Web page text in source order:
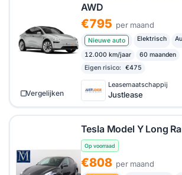
AWD
€795 per maand
Nieuwe auto Elektrisch
12.000 km/jaar
60 maanden
Eigen risico:
€475
Leasemaatschappij
Justlease
Vergelijken
Tesla Model Y Long
Op voorraad
€808 per maand